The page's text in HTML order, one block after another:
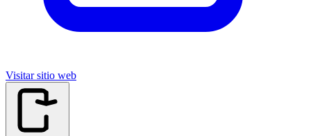
Visitar sitio web